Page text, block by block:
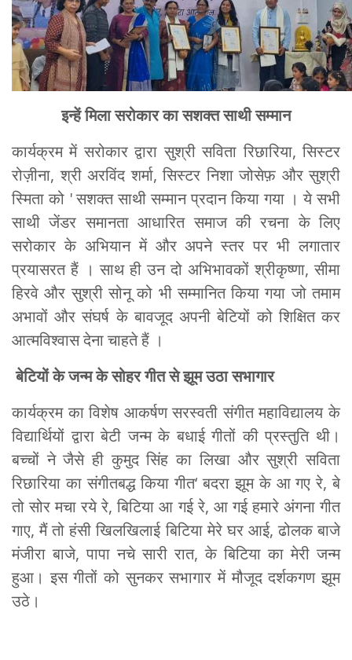
इन्हें मिला सरोकार का सशक्त साथी सम्मान
कार्यक्रम में सरोकार द्वारा सुश्री सविता रिछारिया, सिस्टर
रोज़ीना, श्री अरविंद शर्मा, सिस्टर निशा जोसेफ़ और सुश्री
स्मिता को ' सशक्त साथी सम्मान प्रदान किया गया । ये सभी
साथी जेंडर समानता आधारित समाज की रचना के लिए
सरोकार के अभियान में और अपने स्तर पर भी लगातार
प्रयासरत हैं । साथ ही उन दो अभिभावकों श्रीकृष्णा, सीमा
हिरवे और सुश्री सोनू को भी सम्मानित किया गया जो तमाम
अभावों और संघर्ष के बावजूद अपनी बेटियों को शिक्षित कर
आत्मविश्वास देना चाहते हैं ।
बेटियों के जन्म के सोहर गीत से झूम उठा सभागार
कार्यक्रम का विशेष आकर्षण सरस्वती संगीत महाविद्यालय के
विद्यार्थियों द्वारा बेटी जन्म के बधाई गीतों की प्रस्तुति थी।
बच्चों ने जैसे ही कुमुद सिंह का लिखा और सुश्री सविता
रिछारिया का संगीतबद्ध किया गीत‘ बदरा झूम के आ गए रे, बे
तो सोर मचा रये रे, बिटिया आ गई रे, आ गई हमारे अंगना गीत
गाए, मैं तो हंसी खिलखिलाई बिटिया मेरे घर आई, ढोलक बाजे
मंजीरा बाजे, पापा नचे सारी रात, के बिटिया का मेरी जन्म
हुआ। इस गीतों को सुनकर सभागार में मौजूद दर्शकगण झूम
उठे।